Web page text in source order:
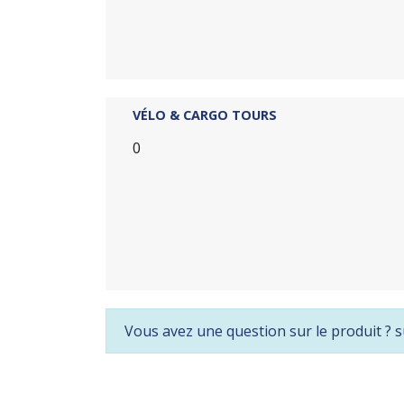
VÉLO & CARGO TOURS
0
Vous avez une question sur le produit ?